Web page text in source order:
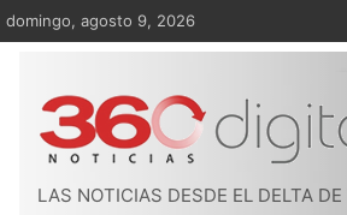
Saltar
al
domingo, agosto 9, 2026
LAS NOTICIAS DESDE EL DELTA DE